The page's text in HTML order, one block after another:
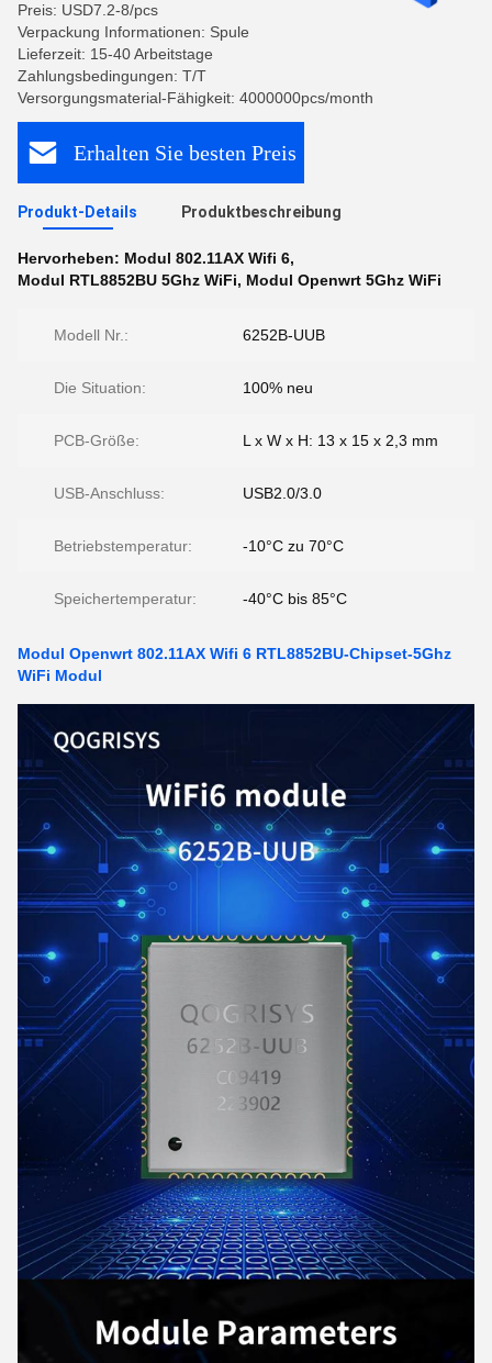
Preis: USD7.2-8/pcs
Verpackung Informationen: Spule
Lieferzeit: 15-40 Arbeitstage
Zahlungsbedingungen: T/T
Versorgungsmaterial-Fähigkeit: 4000000pcs/month
Erhalten Sie besten Preis
Produkt-Details Produktbeschreibung
Hervorheben: Modul 802.11AX Wifi 6,
Modul RTL8852BU 5Ghz WiFi, Modul Openwrt 5Ghz WiFi
Modell Nr.: 6252B-UUB
Die Situation: 100% neu
PCB-Größe: L x W x H: 13 x 15 x 2,3 mm
USB-Anschluss: USB2.0/3.0
Betriebstemperatur: -10°C zu 70°C
Speichertemperatur: -40°C bis 85°C
Modul Openwrt 802.11AX Wifi 6 RTL8852BU-Chipset-5Ghz
WiFi Modul